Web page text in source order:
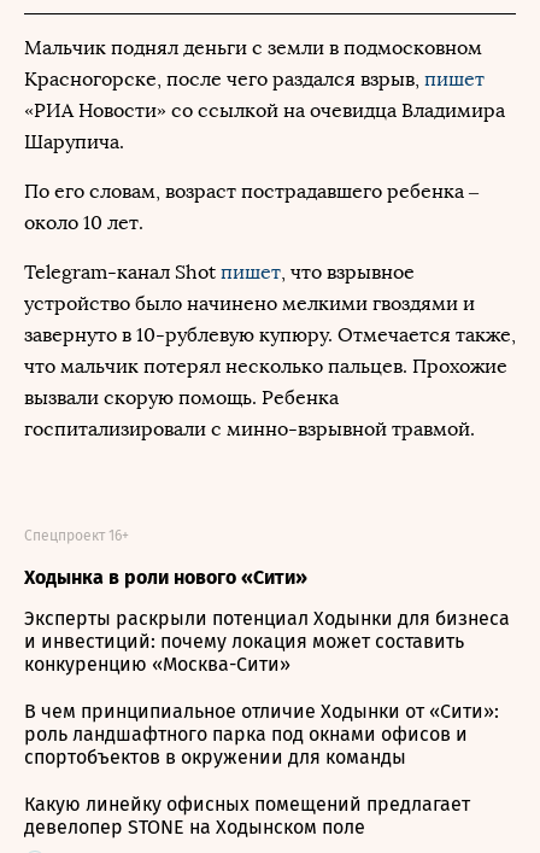
Мальчик поднял деньги с земли в подмосковном
Красногорске, после чего раздался взрыв, пишет
«РИА Новости» со ссылкой на очевидца Владимира
Шарупича.
По его словам, возраст пострадавшего ребенка –
около 10 лет.
Telegram-канал Shot пишет, что взрывное
устройство было начинено мелкими гвоздями и
завернуто в 10-рублевую купюру. Отмечается также,
что мальчик потерял несколько пальцев. Прохожие
вызвали скорую помощь. Ребенка
госпитализировали с минно-взрывной травмой.
Ходынка в роли нового «Сити»
Спецпроект 16+
Эксперты раскрыли потенциал Ходынки для бизнеса
и инвестиций: почему локация может составить
конкуренцию «Москва-Сити»
В чем принципиальное отличие Ходынки от «Сити»:
роль ландшафтного парка под окнами офисов и
спортобъектов в окружении для команды
Какую линейку офисных помещений предлагает
девелопер STONE на Ходынском поле